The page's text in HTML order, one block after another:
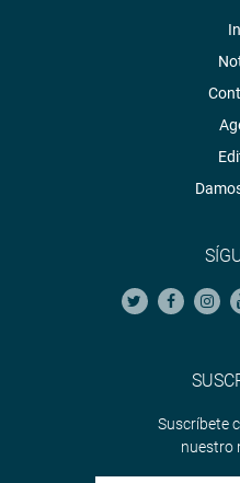
Suscríbete
nuestro